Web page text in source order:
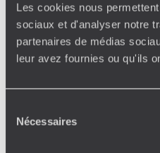
Les cookies nous
sociaux et d'analyser notre
partenaires de médias
leur avez fournies ou qu'ils
Nécessaires